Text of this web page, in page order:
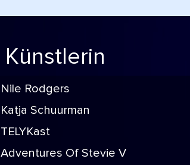
Künstlerin
Nile Rodgers
Katja Schuurman
TELYKast
Adventures Of Stevie V